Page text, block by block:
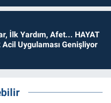
İlk Yardım, Afet... HAYAT
Acil Uygulaması Genişliyor